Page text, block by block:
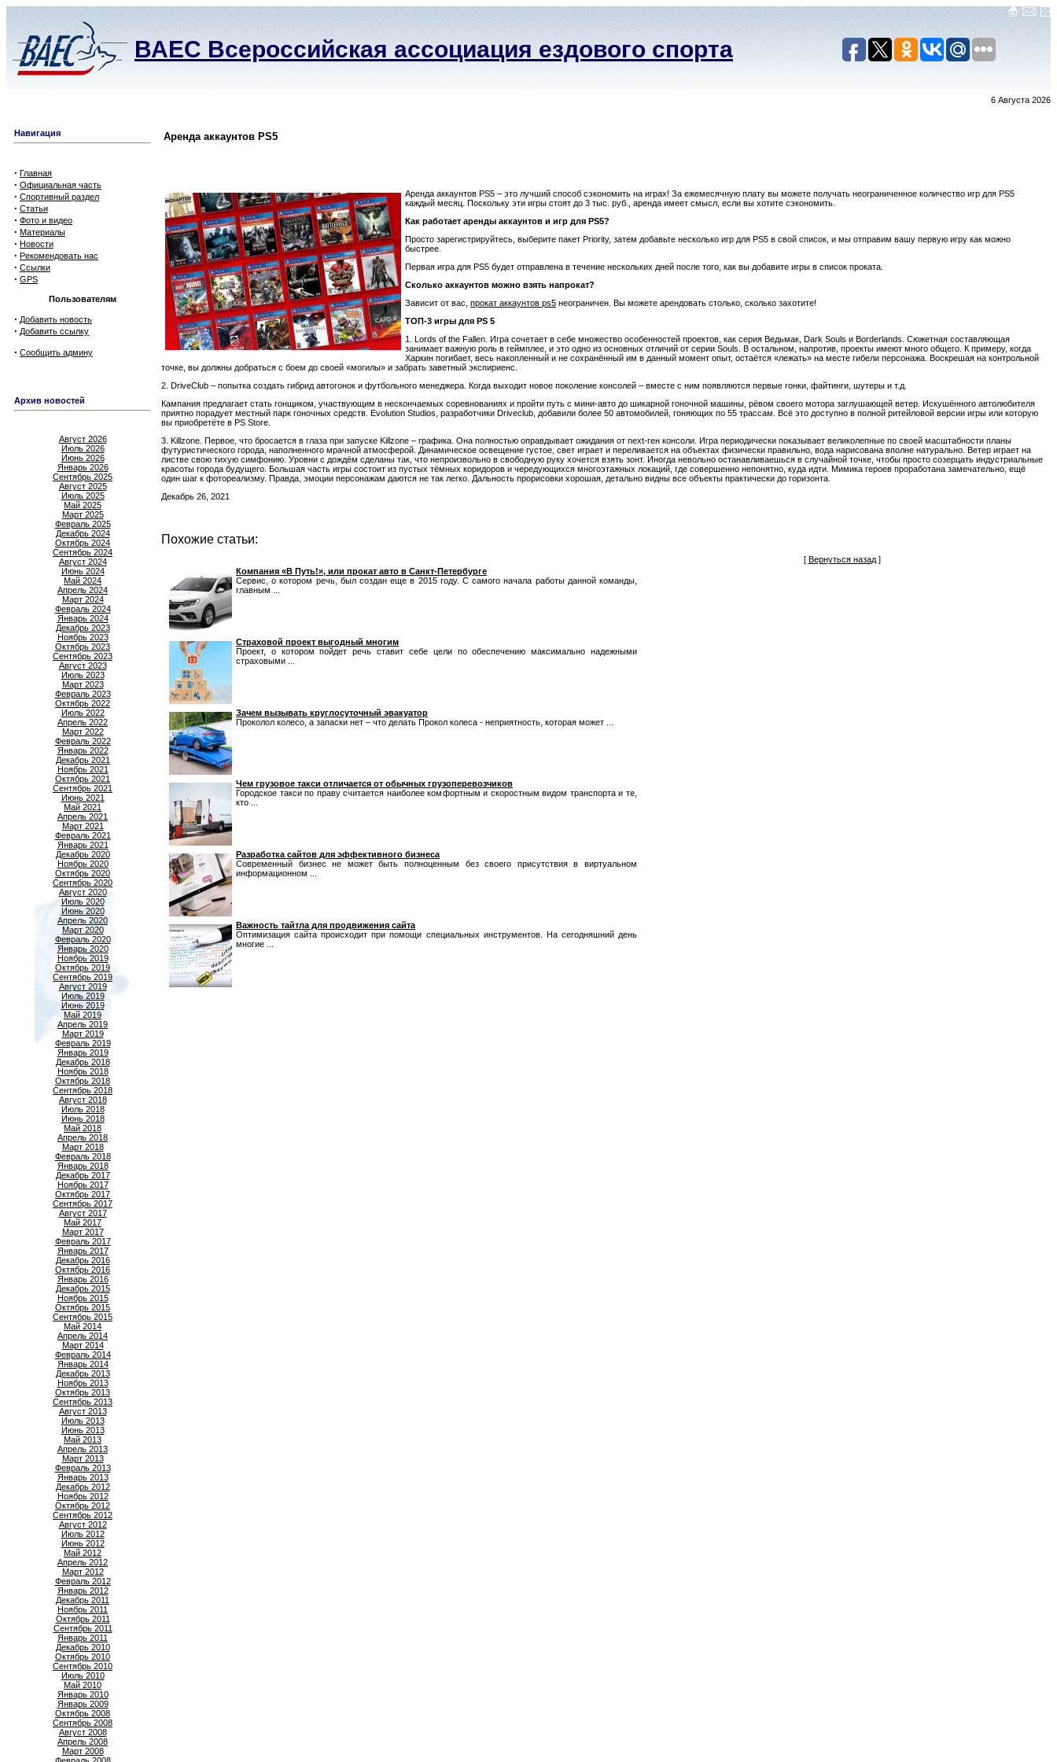
ВАЕС Всероссийская ассоциация ездового спорта
6 Августа 2026
Навигация
· Главная
· Официальная часть
· Спортивный раздел
· Статьи
· Фото и видео
· Материалы
· Новости
· Рекомендовать нас
· Ссылки
· GPS
Пользователям
· Добавить новость
· Добавить ссылку
· Сообщить админу
Архив новостей
Август 2026
Июль 2026
Июнь 2026
Январь 2026
Сентябрь 2025
Август 2025
Июль 2025
Май 2025
Март 2025
Февраль 2025
Декабрь 2024
Октябрь 2024
Сентябрь 2024
Август 2024
Июнь 2024
Май 2024
Апрель 2024
Март 2024
Февраль 2024
Январь 2024
Декабрь 2023
Ноябрь 2023
Октябрь 2023
Сентябрь 2023
Август 2023
Июль 2023
Март 2023
Февраль 2023
Октябрь 2022
Июль 2022
Апрель 2022
Март 2022
Февраль 2022
Январь 2022
Декабрь 2021
Ноябрь 2021
Октябрь 2021
Сентябрь 2021
Июнь 2021
Май 2021
Апрель 2021
Март 2021
Февраль 2021
Январь 2021
Декабрь 2020
Ноябрь 2020
Октябрь 2020
Сентябрь 2020
Август 2020
Июль 2020
Июнь 2020
Апрель 2020
Март 2020
Февраль 2020
Январь 2020
Ноябрь 2019
Октябрь 2019
Сентябрь 2019
Август 2019
Июль 2019
Июнь 2019
Май 2019
Апрель 2019
Март 2019
Февраль 2019
Январь 2019
Декабрь 2018
Ноябрь 2018
Октябрь 2018
Сентябрь 2018
Август 2018
Июль 2018
Июнь 2018
Май 2018
Апрель 2018
Март 2018
Февраль 2018
Январь 2018
Декабрь 2017
Ноябрь 2017
Октябрь 2017
Сентябрь 2017
Август 2017
Май 2017
Март 2017
Февраль 2017
Январь 2017
Декабрь 2016
Октябрь 2016
Январь 2016
Декабрь 2015
Ноябрь 2015
Октябрь 2015
Сентябрь 2015
Май 2014
Апрель 2014
Март 2014
Февраль 2014
Январь 2014
Декабрь 2013
Ноябрь 2013
Октябрь 2013
Сентябрь 2013
Август 2013
Июль 2013
Июнь 2013
Май 2013
Апрель 2013
Март 2013
Февраль 2013
Январь 2013
Декабрь 2012
Ноябрь 2012
Октябрь 2012
Сентябрь 2012
Август 2012
Июль 2012
Июнь 2012
Май 2012
Апрель 2012
Март 2012
Февраль 2012
Январь 2012
Декабрь 2011
Ноябрь 2011
Октябрь 2011
Сентябрь 2011
Январь 2011
Декабрь 2010
Октябрь 2010
Сентябрь 2010
Июль 2010
Май 2010
Январь 2010
Январь 2009
Октябрь 2008
Сентябрь 2008
Август 2008
Апрель 2008
Март 2008
Аренда аккаунтов PS5
Аренда аккаунтов PS5 – это лучший способ сэкономить на играх! За ежемесячную плату вы можете получать неограниченное количество игр для PS5
каждый месяц. Поскольку эти игры стоят до 3 тыс. руб., аренда имеет смысл, если вы хотите сэкономить.
Как работает аренды аккаунтов и игр для PS5?
Просто зарегистрируйтесь, выберите пакет Priority, затем добавьте несколько игр для PS5 в свой список, и мы отправим вашу первую игру как можно
быстрее.
Первая игра для PS5 будет отправлена в течение нескольких дней после того, как вы добавите игры в список проката.
Сколько аккаунтов можно взять напрокат?
Зависит от вас, прокат аккаунтов ps5 неограничен. Вы можете арендовать столько, сколько захотите!
ТОП-3 игры для PS 5
1. Lords of the Fallen. Игра сочетает в себе множество особенностей проектов, как серия Ведьмак, Dark Souls и Borderlands. Сюжетная составляющая
занимает важную роль в геймплее, и это одно из основных отличий от серии Souls. В остальном, напротив, проекты имеют много общего. К примеру, когда
Харкин погибает, весь накопленный и не сохранённый им в данный момент опыт, остаётся «лежать» на месте гибели персонажа. Воскрешая на контрольной
точке, вы должны добраться с боем до своей «могилы» и забрать заветный экспириенс.
2. DriveClub – попытка создать гибрид автогонок и футбольного менеджера. Когда выходит новое поколение консолей – вместе с ним появляются первые гонки, файтинги, шутеры и т.д.
Кампания предлагает стать гонщиком, участвующим в нескончаемых соревнованиях и пройти путь с мини-авто до шикарной гоночной машины, рёвом своего мотора заглушающей ветер. Искушённого автолюбителя
приятно порадует местный парк гоночных средств. Evolution Studios, разработчики Driveclub, добавили более 50 автомобилей, гоняющих по 55 трассам. Всё это доступно в полной ритейловой версии игры или которую
вы приобретёте в PS Store.
3. Killzone. Первое, что бросается в глаза при запуске Killzone – графика. Она полностью оправдывает ожидания от next-ген консоли. Игра периодически показывает великолепные по своей масштабности планы
футуристического города, наполненного мрачной атмосферой. Динамическое освещение густое, свет играет и переливается на объектах физически правильно, вода нарисована вполне натурально. Ветер играет на
листве свою тихую симфонию. Уровни с дождём сделаны так, что непроизвольно в свободную руку хочется взять зонт. Иногда невольно останавливаешься в случайной точке, чтобы просто созерцать индустриальные
красоты города будущего. Большая часть игры состоит из пустых тёмных коридоров и чередующихся многоэтажных локаций, где совершенно непонятно, куда идти. Мимика героев проработана замечательно, ещё
один шаг к фотореализму. Правда, эмоции персонажам даются не так легко. Дальность прорисовки хорошая, детально видны все объекты практически до горизонта.
Декабрь 26, 2021
Похожие статьи:
Компания «В Путь!», или прокат авто в Санкт-Петербурге
Сервис, о котором речь, был создан еще в 2015 году. С самого начала работы данной команды,
главным ...
Страховой проект выгодный многим
Проект, о котором пойдет речь ставит себе цели по обеспечению максимально надежными
страховыми ...
Зачем вызывать круглосуточный эвакуатор
Проколол колесо, а запаски нет – что делать Прокол колеса - неприятность, которая может ...
Чем грузовое такси отличается от обычных грузоперевозчиков
Городское такси по праву считается наиболее комфортным и скоростным видом транспорта и те,
кто ...
Разработка сайтов для эффективного бизнеса
Современный бизнес не может быть полноценным без своего присутствия в виртуальном
информационном ...
Важность тайтла для продвижения сайта
Оптимизация сайта происходит при помощи специальных инструментов. На сегодняшний день
многие ...
[ Вернуться назад]